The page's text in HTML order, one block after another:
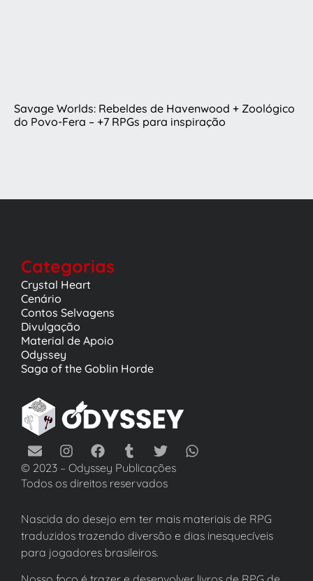
Savage Worlds: Rebeldes de Havenwood + Zoológico
do Povo-Fera – +7 RPGs para inspiração
Categorias
Crystal Heart
Cenário
Contos Selvagens
Divulgação
Material de Apoio
Odyssey
Saga of the Goblin Horde
© 2023 – Odyssey Publicações
Todos os direitos reservados
Nascida do desejo em ter mais materiais de RPG
traduzidos trazendo diversão e dias inesquecíveis
para jogadores brasileiros.